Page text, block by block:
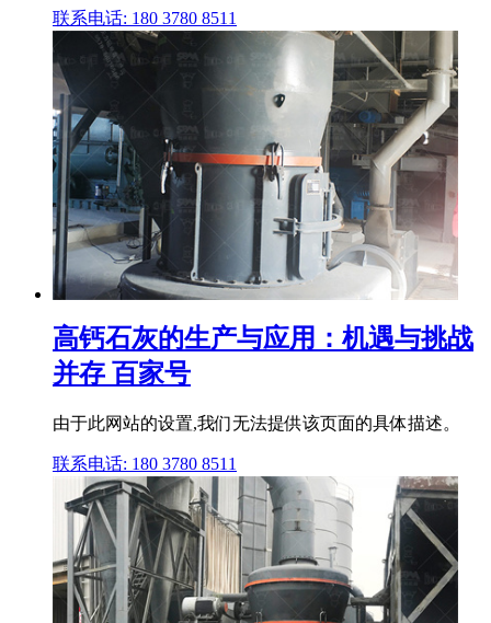
联系电话: 180 3780 8511
高钙石灰的生产与应用：机遇与挑战
并存 百家号
由于此网站的设置,我们无法提供该页面的具体描述。
联系电话: 180 3780 8511